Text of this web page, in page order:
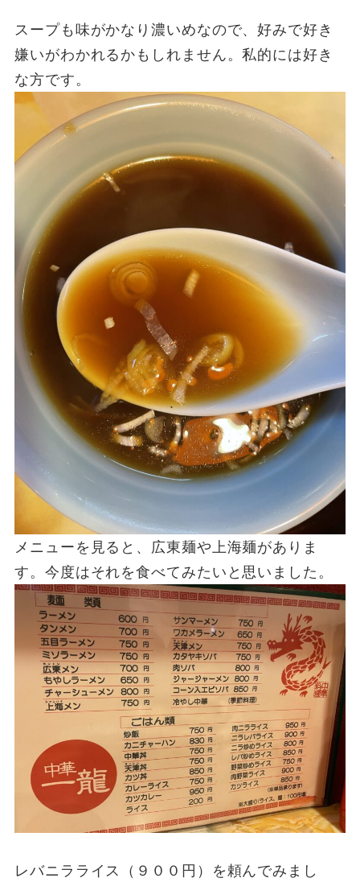
スープも味がかなり濃いめなので、好みで好き
嫌いがわかれるかもしれません。私的には好き
な方です。
メニューを見ると、広東麺や上海麺がありま
す。今度はそれを食べてみたいと思いました。
レバニラライス（９００円）を頼んでみまし